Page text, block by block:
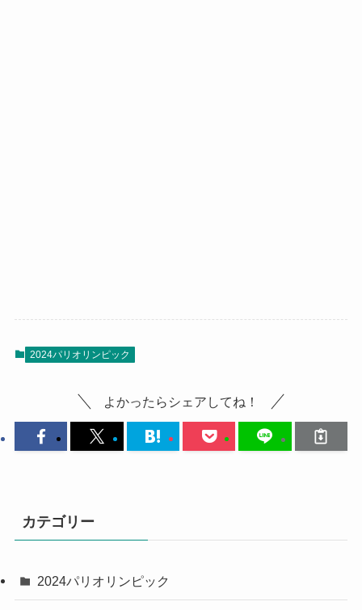
2024パリオリンピック
よかったらシェアしてね！
カテゴリー
2024パリオリンピック